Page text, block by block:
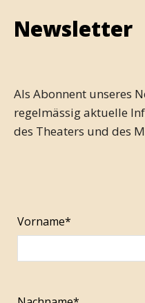
Newsletter
Als Abonnent unseres
regelmässig aktuelle
des Theaters und des
Vorname*